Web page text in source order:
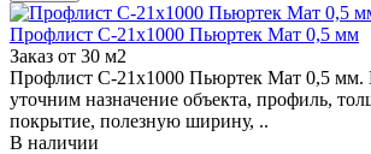
Профлист С-21х1000 Пьюртек Мат 0,5 мм
Заказ от 30 м2
Профлист С-21х1000 Пьюртек Мат 0,5 мм.
уточним назначение объекта, профиль,
покрытие, полезную ширину, ..
В наличии